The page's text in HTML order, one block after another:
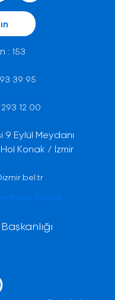
: 153
39 95
12 00
9 Eylül Meydanı
Konak / İzmir